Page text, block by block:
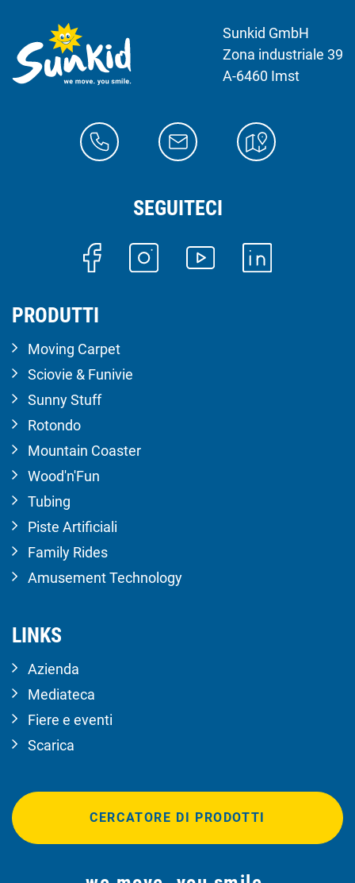
Sunkid GmbH
Zona industriale 39
A-6460 Imst
SEGUITECI
PRODUTTI
Moving Carpet
Sciovie & Funivie
Sunny Stuff
Rotondo
Mountain Coaster
Wood'n'Fun
Tubing
Piste Artificiali
Family Rides
Amusement Technology
LINKS
Azienda
Mediateca
Fiere e eventi
Scarica
CERCATORE DI PRODOTTI